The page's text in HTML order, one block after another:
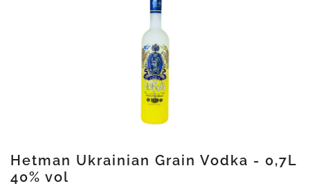
Hetman Ukrainian Grain Vodka - 0,7L
40% vol